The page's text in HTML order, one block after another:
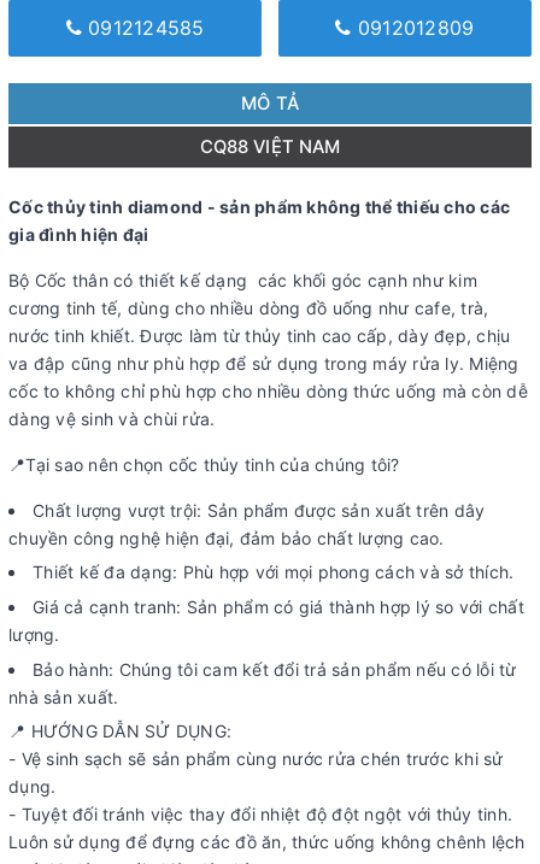
0912124585 0912012809
MÔ TẢ
CQ88 VIỆT NAM
Cốc thủy tinh diamond - sản phẩm không thể thiếu cho các
gia đình hiện đại
Bộ Cốc thân có thiết kế dạng các khối góc cạnh như kim
cương tinh tế, dùng cho nhiều dòng đồ uống như cafe, trà,
nước tinh khiết. Được làm từ thủy tinh cao cấp, dày đẹp, chịu
va đập cũng như phù hợp để sử dụng trong máy rửa ly. Miệng
cốc to không chỉ phù hợp cho nhiều dòng thức uống mà còn dễ
dàng vệ sinh và chùi rửa.
📍Tại sao nên chọn cốc thủy tinh của chúng tôi?
Chất lượng vượt trội: Sản phẩm được sản xuất trên dây
chuyền công nghệ hiện đại, đảm bảo chất lượng cao.
Thiết kế đa dạng: Phù hợp với mọi phong cách và sở thích.
Giá cả cạnh tranh: Sản phẩm có giá thành hợp lý so với chất
lượng.
Bảo hành: Chúng tôi cam kết đổi trả sản phẩm nếu có lỗi từ
nhà sản xuất.
📍 HƯỚNG DẪN SỬ DỤNG:
- Vệ sinh sạch sẽ sản phẩm cùng nước rửa chén trước khi sử
dụng.
- Tuyệt đối tránh việc thay đổi nhiệt độ đột ngột với thủy tinh.
Luôn sử dụng để đựng các đồ ăn, thức uống không chênh lệch